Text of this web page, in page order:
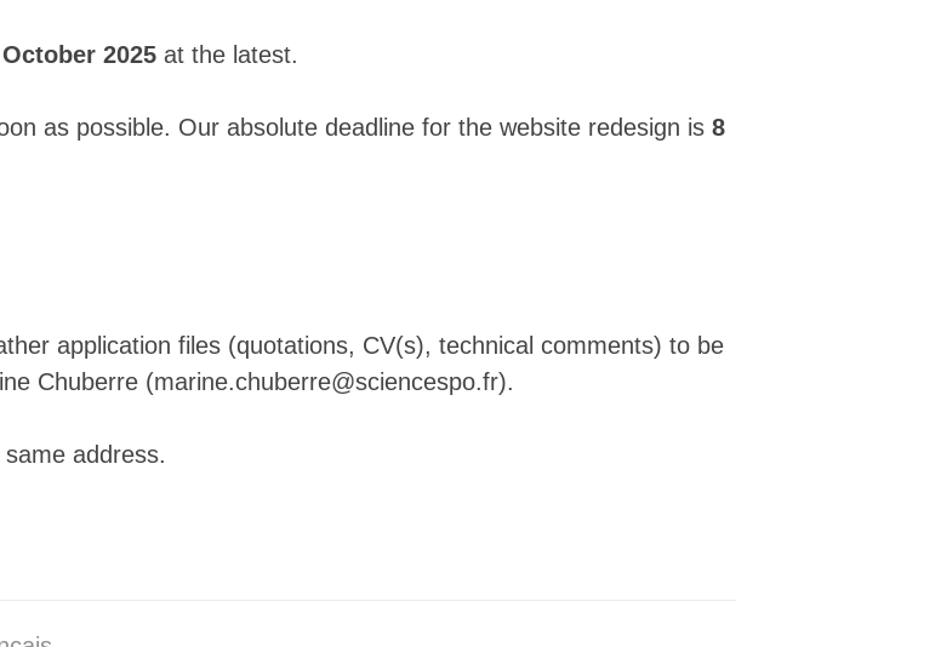
2025 at the latest.
as possible. Our absolute deadline for the website redesign is 8
application files (quotations, CV(s), technical comments) to be
Chuberre (marine.chuberre@sciencespo.fr).
address.